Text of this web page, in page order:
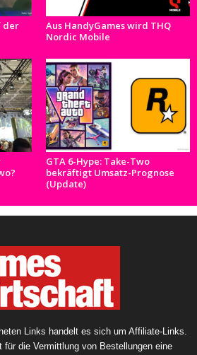
der
Aus HandyGames wird THQ
Nordic Mobile
GTA 6-Hype: Take-Two
bekräftigt Umsatz-Prognose
(Update)
Links handelt es sich um Affiliate-Links.
für die Vermittlung von Bestellungen eine